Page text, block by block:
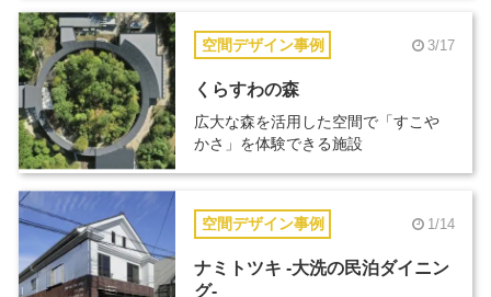
空間デザイン事例 3/17
くらすわの森
広大な森を活用した空間で「すこや
かさ」を体験できる施設
空間デザイン事例 1/14
ナミトツキ -大洗の民泊ダイニン
グ-